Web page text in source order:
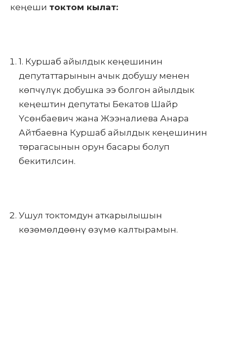
кеңеши токтом кылат:
1. Куршаб айылдык кеңешинин
депутаттарынын ачык добушу менен
көпчүлүк добушка ээ болгон айылдык
кеңештин депутаты Бекатов Шайр
Үсөнбаевич жана Жээналиева Анара
Айтбаевна Куршаб айылдык кеңешинин
төрагасынын орун басары болуп
бекитилсин.
Ушул токтомдун аткарылышын
көзөмөлдөөнү өзүмө калтырамын.